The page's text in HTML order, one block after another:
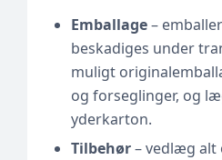
Emballage–
beskadiges under
muligt
og forseglinger, og
yderkarton.
Tilbehør– vedlæg alt